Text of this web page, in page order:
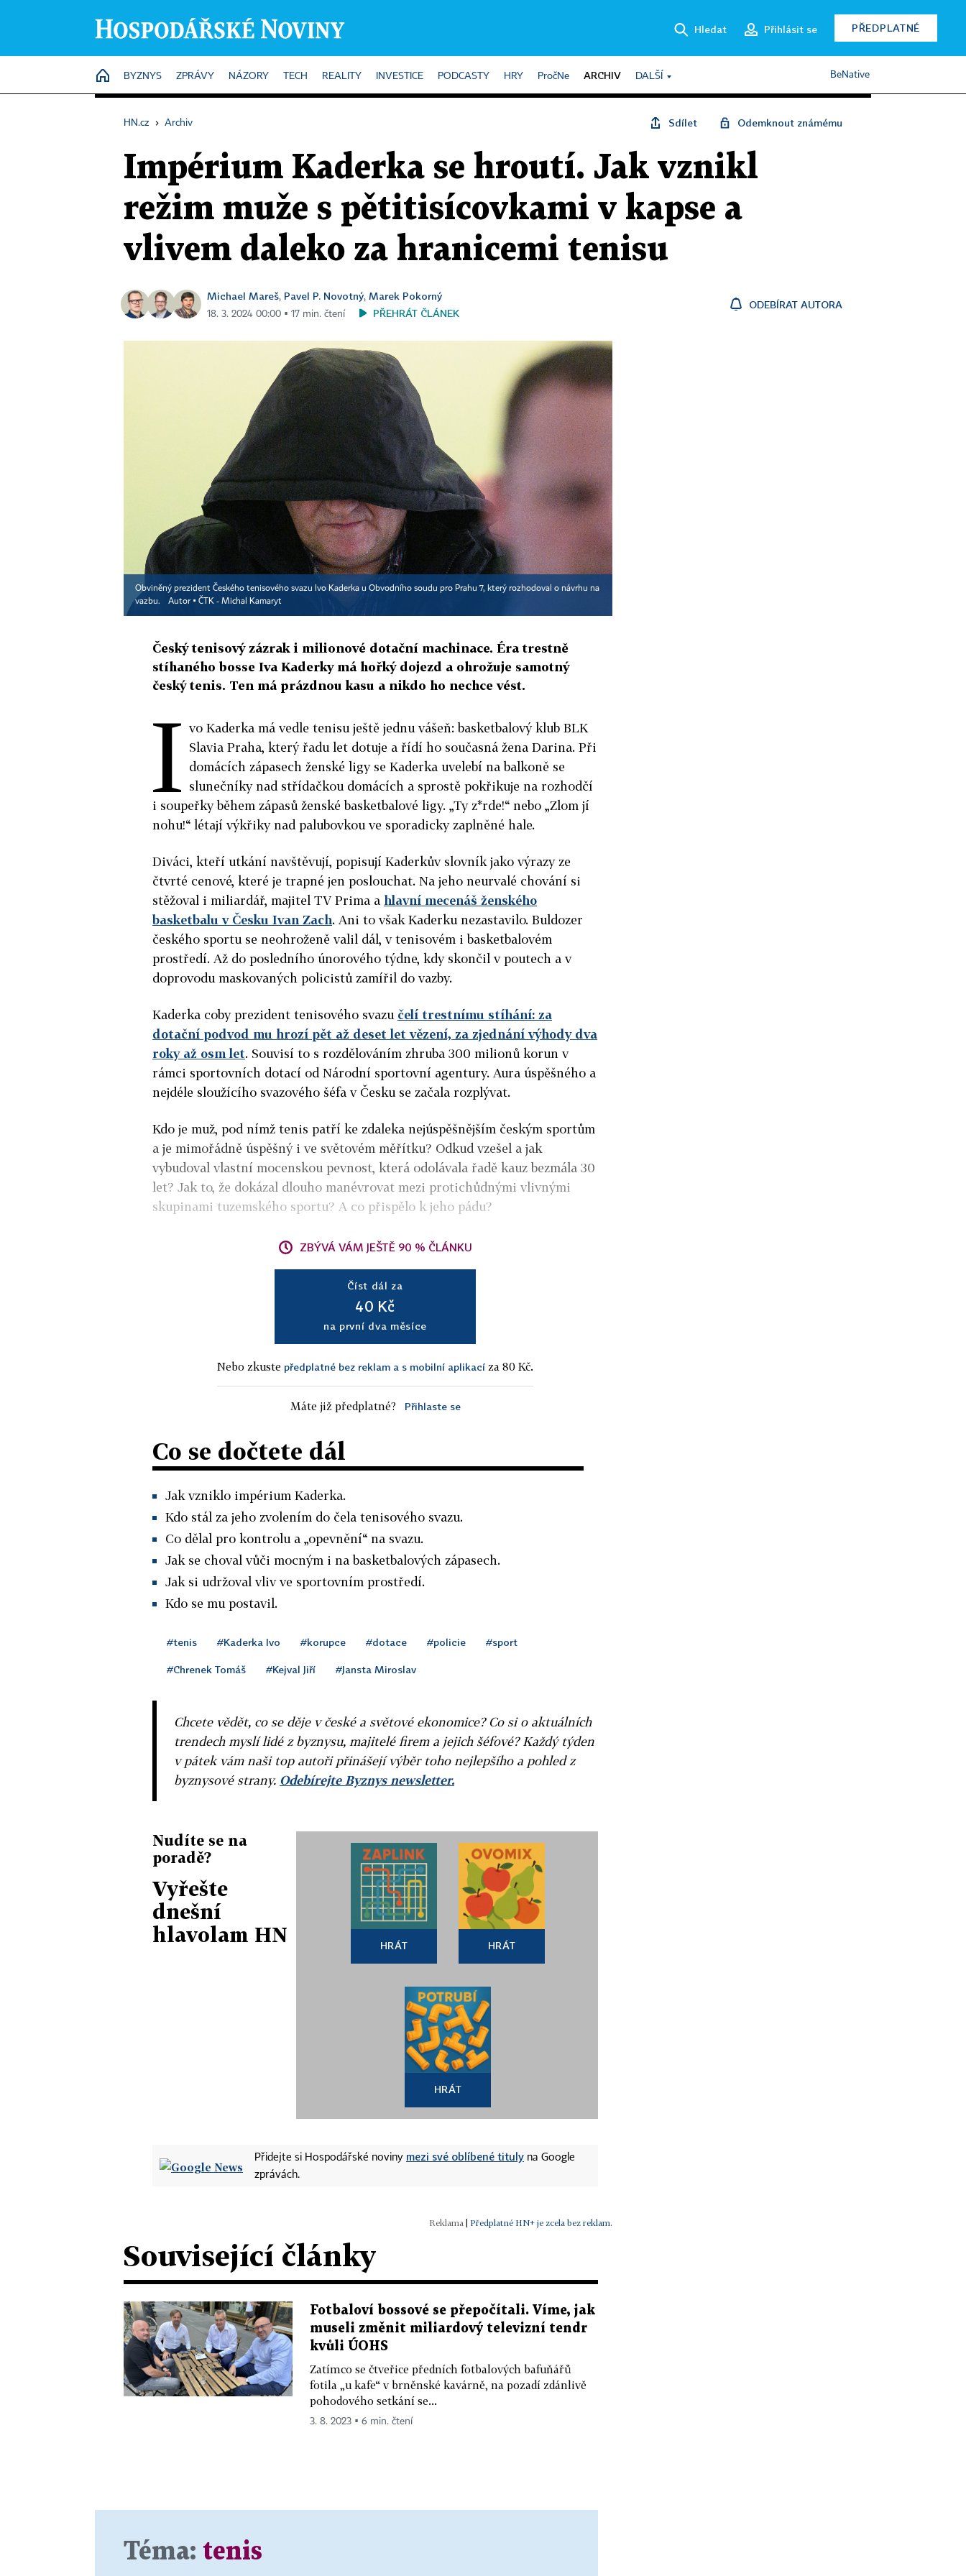
Hledat Přihlásit se PŘEDPLATNÉ
HOME
BYZNYS ZPRÁVY NÁZORY TECH REALITY INVESTICE PODCASTY HRY PročNe ARCHIV DALŠÍ BeNative
HN.cz › Archiv Sdílet Odemknout známému
Impérium Kaderka se hroutí. Jak vznikl
režim muže s pětitisícovkami v kapse a
vlivem daleko za hranicemi tenisu
Michael Mareš, Pavel P. Novotný, Marek Pokorný
18. 3. 2024 00:00 ▪ 17 min. čtení PŘEHRÁT ČLÁNEK
ODEBÍRAT AUTORA
Obviněný prezident Českého tenisového svazu Ivo Kaderka u Obvodního soudu pro Prahu 7, který rozhodoval o návrhu na
vazbu.
Autor ▪ ČTK - Michal Kamaryt
Český tenisový zázrak i milionové dotační machinace. Éra trestně
stíhaného bosse Iva Kaderky má hořký dojezd a ohrožuje samotný
český tenis. Ten má prázdnou kasu a nikdo ho nechce vést.
I vo Kaderka má vedle tenisu ještě jednu vášeň: basketbalový klub BLK
Slavia Praha, který řadu let dotuje a řídí ho současná žena Darina. Při
domácích zápasech ženské ligy se Kaderka uvelebí na balkoně se
slunečníky nad střídačkou domácích a sprostě pokřikuje na rozhodčí
i soupeřky během zápasů ženské basketbalové ligy. „Ty z*rde!“ nebo „Zlom jí
nohu!“ létají výkřiky nad palubovkou ve sporadicky zaplněné hale.
Diváci, kteří utkání navštěvují, popisují Kaderkův slovník jako výrazy ze
čtvrté cenové, které je trapné jen poslouchat. Na jeho neurvalé chování si
stěžoval i miliardář, majitel TV Prima a hlavní mecenáš ženského
basketbalu v Česku Ivan Zach. Ani to však Kaderku nezastavilo. Buldozer
českého sportu se neohroženě valil dál, v tenisovém i basketbalovém
prostředí. Až do posledního únorového týdne, kdy skončil v poutech a v
doprovodu maskovaných policistů zamířil do vazby.
Kaderka coby prezident tenisového svazu čelí trestnímu stíhání: za
dotační podvod mu hrozí pět až deset let vězení, za zjednání výhody dva
roky až osm let. Souvisí to s rozdělováním zhruba 300 milionů korun v
rámci sportovních dotací od Národní sportovní agentury. Aura úspěšného a
nejdéle sloužícího svazového šéfa v Česku se začala rozplývat.
Kdo je muž, pod nímž tenis patří ke zdaleka nejúspěšnějším českým sportům
a je mimořádně úspěšný i ve světovém měřítku? Odkud vzešel a jak
vybudoval vlastní mocenskou pevnost, která odolávala řadě kauz bezmála 30
let? Jak to, že dokázal dlouho manévrovat mezi protichůdnými vlivnými
skupinami tuzemského sportu? A co přispělo k jeho pádu?
ZBÝVÁ VÁM JEŠTĚ 90 % ČLÁNKU
Číst dál za
40 Kč
na první dva měsíce
Nebo zkuste předplatné bez reklam a s mobilní aplikací za 80 Kč.
Máte již předplatné? Přihlaste se
Co se dočtete dál
Jak vzniklo impérium Kaderka.
Kdo stál za jeho zvolením do čela tenisového svazu.
Co dělal pro kontrolu a „opevnění“ na svazu.
Jak se choval vůči mocným i na basketbalových zápasech.
Jak si udržoval vliv ve sportovním prostředí.
Kdo se mu postavil.
#tenis #Kaderka Ivo #korupce #dotace #policie #sport
#Chrenek Tomáš #Kejval Jiří #Jansta Miroslav
Chcete vědět, co se děje v české a světové ekonomice? Co si o aktuálních
trendech myslí lidé z byznysu, majitelé firem a jejich šéfové? Každý týden
v pátek vám naši top autoři přinášejí výběr toho nejlepšího a pohled z
byznysové strany. Odebírejte Byznys newsletter.
Nudíte se na
poradě?
Vyřešte
dnešní
hlavolam HN
HRÁT HRÁT
HRÁT
Přidejte si Hospodářské noviny mezi své oblíbené tituly na Google
zprávách.
| Předplatné HN+ je zcela bez reklam.
Související články
Fotbaloví bossové se přepočítali. Víme, jak
museli změnit miliardový televizní tendr
kvůli ÚOHS
Zatímco se čtveřice předních fotbalových bafuňářů
fotila „u kafe“ v brněnské kavárně, na pozadí zdánlivě
pohodového setkání se...
3. 8. 2023 ▪ 6 min. čtení
Téma: tenis